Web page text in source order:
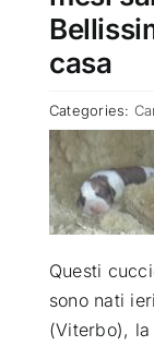
SMARRITI O DA
ATTUALITÀ
VIDEO
CHI SIAMO
casa
Categories:
Questi
sono nati
(Viterbo), la